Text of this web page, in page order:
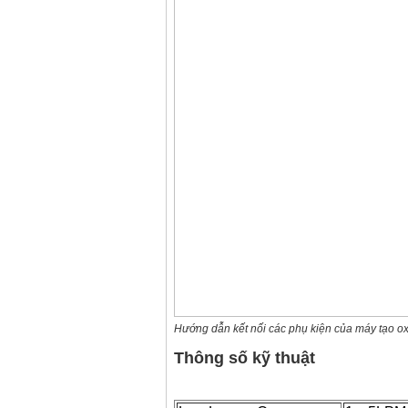
Hướng dẫn kết nối các phụ kiện của máy tạo
Thông số kỹ thuật